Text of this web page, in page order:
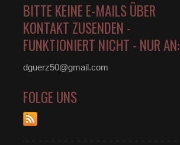
BITTE KEINE E-MAILS ÜBER
KONTAKT ZUSENDEN -
FUNKTIONIERT NICHT - NUR AN:
dguerz50@gmail.com
FOLGE UNS